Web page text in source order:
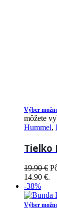
Výber
môžete
Hummel,
Tielko
19.90€
14.90 €.
-38%
Výber